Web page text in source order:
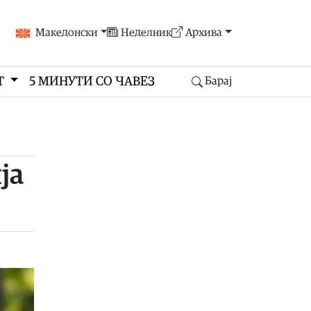
Македонски Неделник Архива
5 МИНУТИ СО ЧАВЕЗ Барај